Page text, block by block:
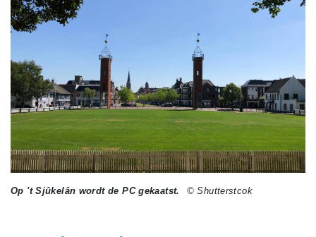
Op 't Sjûkelân wordt de PC gekaatst. © Shutterstcok